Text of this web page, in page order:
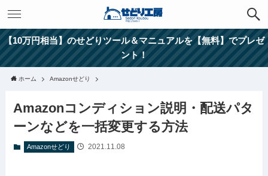
【10万円相当】のせどりツール＆マニュアルを【無料】でプレゼ
ント！
ホーム Amazonせどり
Amazonコンディション説明・配送パタ
ーンなどを一括変更する方法
Amazonせどり 2021.11.08